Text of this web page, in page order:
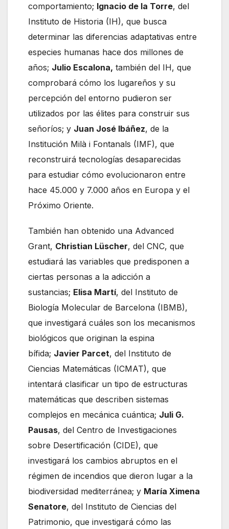
comportamiento; Ignacio de la Torre, del
Instituto de Historia (IH), que busca
determinar las diferencias adaptativas entre
especies humanas hace dos millones de
años; Julio Escalona, también del IH, que
comprobará cómo los lugareños y su
percepción del entorno pudieron ser
utilizados por las élites para construir sus
señoríos; y Juan José Ibáñez, de la
Institución Milà i Fontanals (IMF), que
reconstruirá tecnologías desaparecidas
para estudiar cómo evolucionaron entre
hace 45.000 y 7.000 años en Europa y el
Próximo Oriente.
También han obtenido una Advanced
Grant, Christian Lüscher, del CNC, que
estudiará las variables que predisponen a
ciertas personas a la adicción a
sustancias; Elisa Martí, del Instituto de
Biología Molecular de Barcelona (IBMB),
que investigará cuáles son los mecanismos
biológicos que originan la espina
bífida; Javier Parcet, del Instituto de
Ciencias Matemáticas (ICMAT), que
intentará clasificar un tipo de estructuras
matemáticas que describen sistemas
complejos en mecánica cuántica; Juli G.
Pausas, del Centro de Investigaciones
sobre Desertificación (CIDE), que
investigará los cambios abruptos en el
régimen de incendios que dieron lugar a la
biodiversidad mediterránea; y María Ximena
Senatore, del Instituto de Ciencias del
Patrimonio, que investigará cómo las